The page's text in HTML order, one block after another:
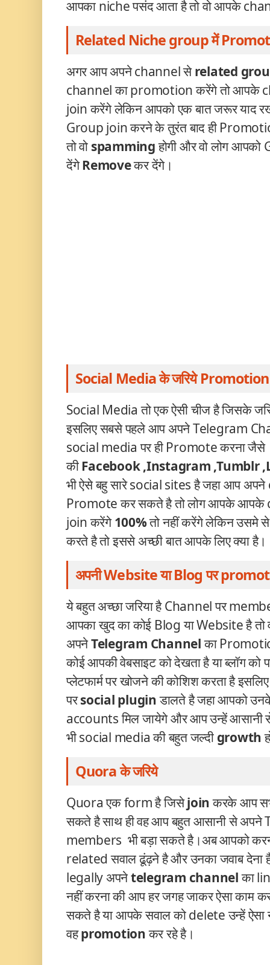
आपका niche पसंद आता है तो वो आपके
Related Niche group में
अगर आप अपने channel सेrelated
channel का promotion करेंगे तो आपके
join करेंगे लेकिन आपको एक बात जरूर याद
Group join करने के तुरंत बाद ही
तो वो spamming होगी और वो लोग
देंगेRemoveकर देंगे।
Social Media के जरिये
Social Media तो एक ऐसी चीज है जिसके
इसलिए सबसे पहले आप अपने Telegram
social media पर ही Promote करना जैसे
कीFacebook ,Instagram ,Tumblr
भी ऐसे बहु सारे social sites है जहा आप
Promote कर सकते है तो लोग आपके आपके
join करेंगे100%तो नहीं करेंगे लेकिन उसमे
करते है तो इससे अच्छी बात आपके लिए क्या है।
अपनी Website या Blog पर
ये बहुत अच्छा जरिया है Channel पर
आपका खुद का कोई Blog या Website है
अपनेTelegram Channelका
कोई आपकी वेबसाइट को देखता है या ब्लॉग को
प्लेटफार्म पर खोजने की कोशिश करता है
परsocial pluginडालते है जहा आपको
accounts मिल जायेगे और आप उन्हें
भी social media की बहुत जल्दी growth
Quora के जरिये
Quora एक formहै जिसेjoin करके आप
सकते है साथ ही वह आप बहुत आसानी से अपने
members भी बड़ा सकते है।अब आपको
related सवाल ढूंढ़ने है और उनका जवाब देना
legally अपनेtelegram channelका
नहीं करना की आप हर जगह जाकर ऐसा काम
सकते है या आपके सवाल को delete उन्हें ऐसा
वहpromotionकर रहे है।